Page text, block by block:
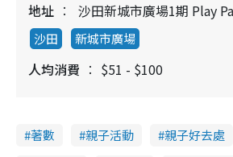
地址
沙田新城市廣場1期 Play
沙田 新城市廣場
人均消費 $51 - $100
著數 親子活動 親子好去處